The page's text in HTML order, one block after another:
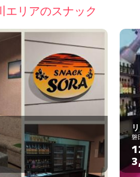
エリアのスナック
13
み放題
(税込)